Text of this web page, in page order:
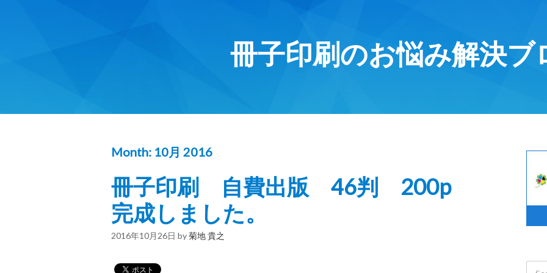
冊子印刷のお悩み解決ブ
Month: 10月 2016
冊子印刷 自費出版 46判 200p
完成しました。
2016年10月26日 by菊地 貴之